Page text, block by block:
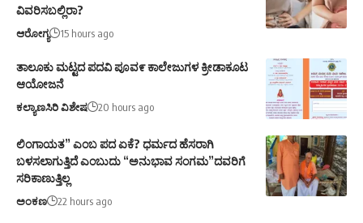
ವಿವರಿಸಬಲ್ಲಿರಾ?
ಆರೋಗ್ಯ 15 hours ago
ತಾಲೂಕು ಮಟ್ಟದ ಪದವಿ ಪೂವ೯ ಕಾಲೇಜುಗಳ ಕ್ರೀಡಾಕೂಟ
ಆಯೋಜನೆ
ಕಲ್ಯಾಣಸಿರಿ ವಿಶೇಷ 20 hours ago
ಲಿಂಗಾಯತ” ಎಂಬ ಪದ ಏಕೆ? ಧರ್ಮದ ಹೆಸರಾಗಿ
ಬಳಸಲಾಗುತ್ತಿದೆ ಎಂಬುದು “ಅನುಭಾವ ಸಂಗಮ”ದವರಿಗೆ
ಸರಿಕಾಣುತ್ತಿಲ್ಲ
ಅಂಕಣ 22 hours ago